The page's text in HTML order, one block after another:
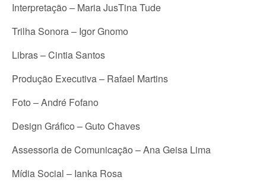
Interpretação – Maria JusTina Tude
Trilha Sonora – Igor Gnomo
Libras – Cintia Santos
Produção Executiva – Rafael Martins
Foto – André Fofano
Design Gráfico – Guto Chaves
Assessoria de Comunicação – Ana Geisa Lima
Mídia Social – Ianka Rosa